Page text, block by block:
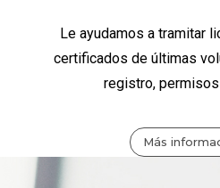
Le ayudamos a tramitar
certificados de últimas
registro,
Más